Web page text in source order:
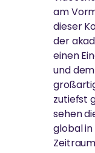
am
dieser
der
einen
und
zutiefst
sehen
global